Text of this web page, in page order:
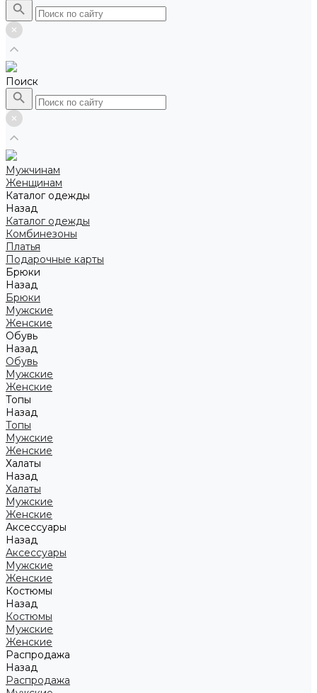
Поиск
Мужчинам
Женщинам
Каталог одежды
Назад
Каталог одежды
Комбинезоны
Платья
Подарочные карты
Брюки
Назад
Брюки
Мужские
Женские
Обувь
Назад
Обувь
Мужские
Женские
Топы
Назад
Топы
Мужские
Женские
Халаты
Назад
Халаты
Мужские
Женские
Аксессуары
Назад
Аксессуары
Мужские
Женские
Костюмы
Назад
Костюмы
Мужские
Женские
Распродажа
Назад
Распродажа